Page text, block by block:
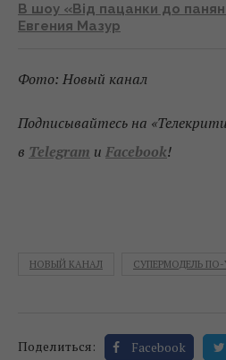
В шоу «Від пацанки до
Евгения Мазур
Фото: Новый канал
Подписывайтесь на
в Telegram и Facebook!
НОВЫЙ КАНАЛ СУПЕРМОДЕЛЬ
Поделиться: Facebook